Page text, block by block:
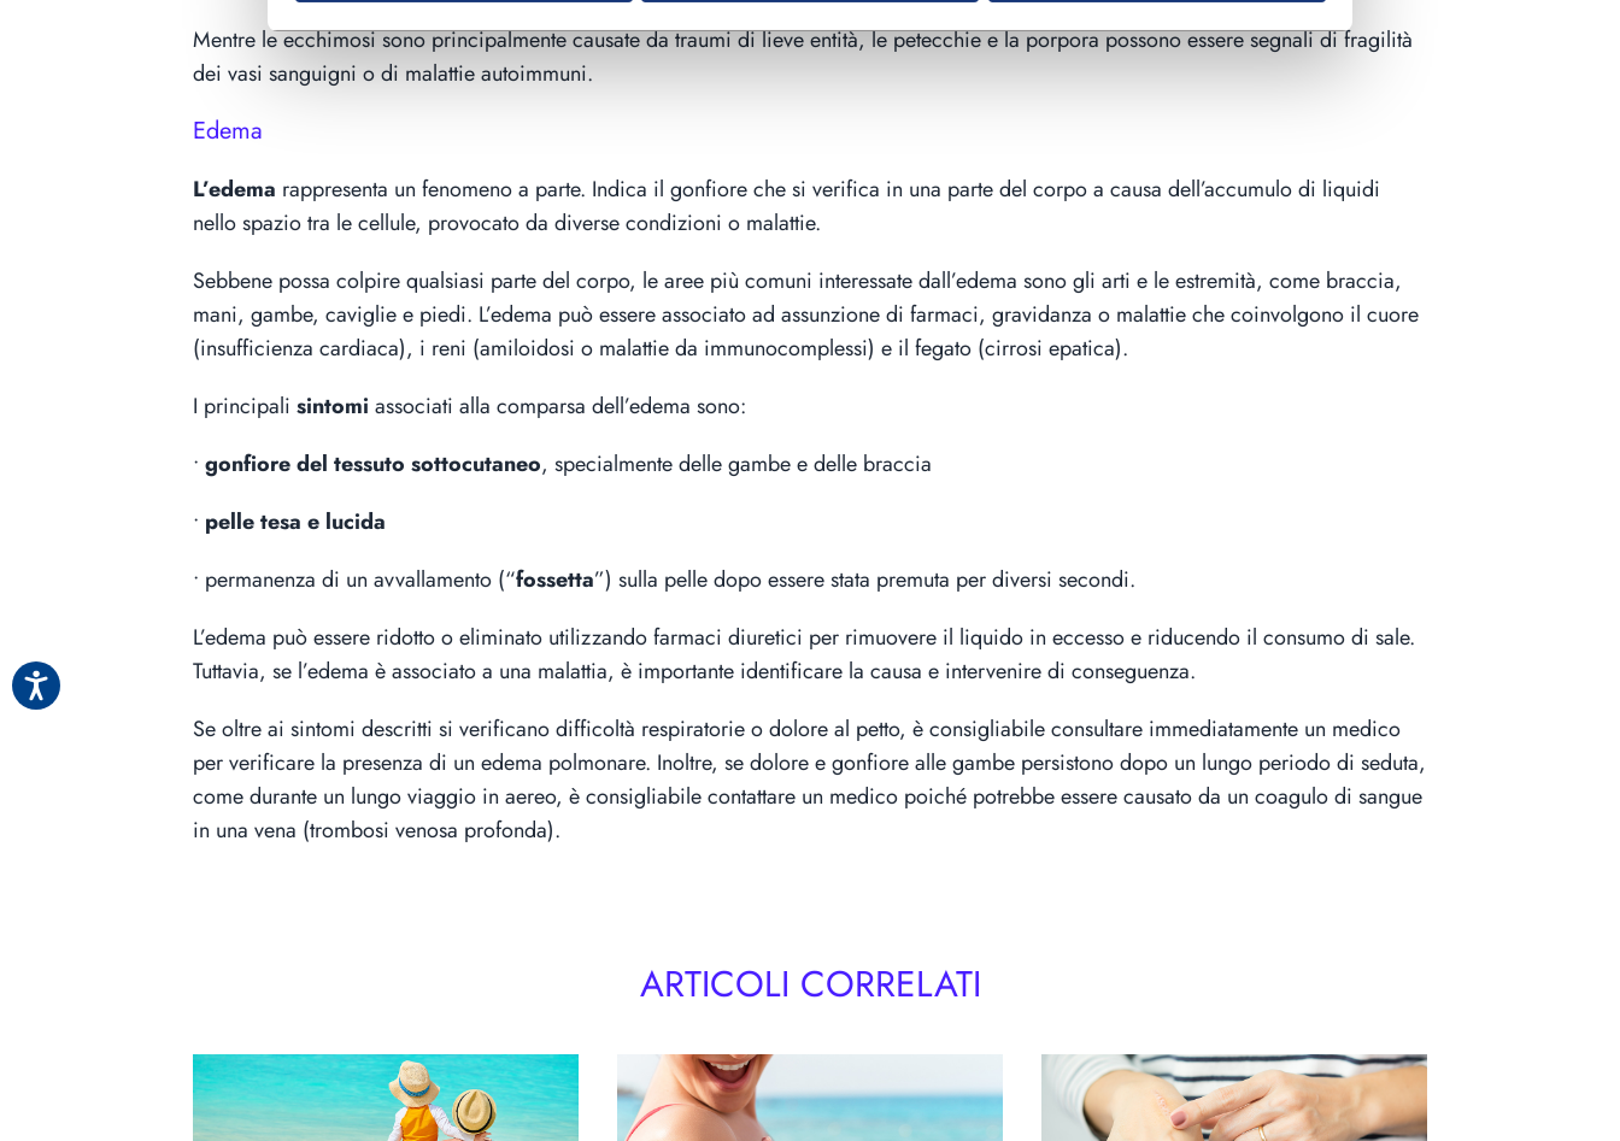
Mentre le ecchimosi sono principalmente causate da traumi di lieve entità, le petecchie e la porpora possono essere segnali di fragilità
dei vasi sanguigni o di malattie autoimmuni.
Edema
L’edema rappresenta un fenomeno a parte. Indica il gonfiore che si verifica in una parte del corpo a causa dell’accumulo di liquidi
nello spazio tra le cellule, provocato da diverse condizioni o malattie.
Sebbene possa colpire qualsiasi parte del corpo, le aree più comuni interessate dall’edema sono gli arti e le estremità, come braccia,
mani, gambe, caviglie e piedi. L’edema può essere associato ad assunzione di farmaci, gravidanza o malattie che coinvolgono il cuore
(insufficienza cardiaca), i reni (amiloidosi o malattie da immunocomplessi) e il fegato (cirrosi epatica).
I principali sintomi associati alla comparsa dell’edema sono:
• gonfiore del tessuto sottocutaneo, specialmente delle gambe e delle braccia
• pelle tesa e lucida
• permanenza di un avvallamento (“fossetta”) sulla pelle dopo essere stata premuta per diversi secondi.
L’edema può essere ridotto o eliminato utilizzando farmaci diuretici per rimuovere il liquido in eccesso e riducendo il consumo di sale.
Tuttavia, se l’edema è associato a una malattia, è importante identificare la causa e intervenire di conseguenza.
Se oltre ai sintomi descritti si verificano difficoltà respiratorie o dolore al petto, è consigliabile consultare immediatamente un medico
per verificare la presenza di un edema polmonare. Inoltre, se dolore e gonfiore alle gambe persistono dopo un lungo periodo di seduta,
come durante un lungo viaggio in aereo, è consigliabile contattare un medico poiché potrebbe essere causato da un coagulo di sangue
in una vena (trombosi venosa profonda).
ARTICOLI CORRELATI